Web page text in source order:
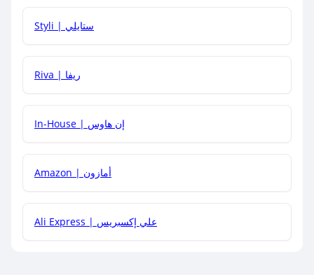
هل يمكنني جمع كود خصم مع العروض الأخرى؟
Styli | ستايلي
Riva | ريفا
In-House | إن هاوس
Amazon | أمازون
Ali Express | علي إكسبريس